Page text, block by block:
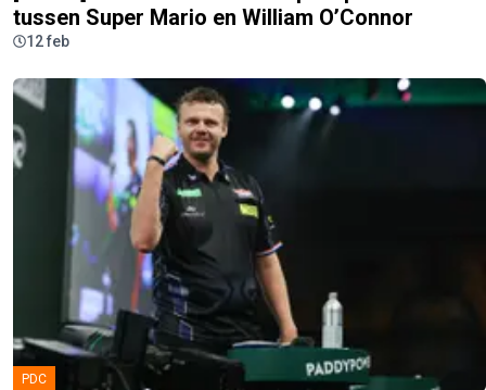
tussen Super Mario en William O’Connor
12 feb
PDC